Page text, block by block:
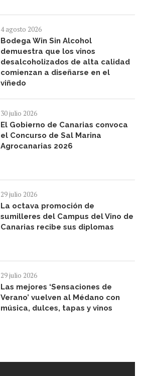
4 agosto 2026
Bodega Win Sin Alcohol
demuestra que los vinos
desalcoholizados de alta calidad
comienzan a diseñarse en el
viñedo
30 julio 2026
El Gobierno de Canarias convoca
el Concurso de Sal Marina
Agrocanarias 2026
29 julio 2026
La octava promoción de
sumilleres del Campus del Vino de
Canarias recibe sus diplomas
29 julio 2026
Las mejores ‘Sensaciones de
Verano’ vuelven al Médano con
música, dulces, tapas y vinos